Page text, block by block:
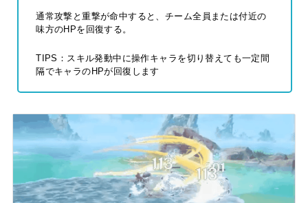
通常攻撃と重撃が命中すると、チーム全員または付近の
味方のHPを回復する。
TIPS：スキル発動中に操作キャラを切り替えても一定間
隔でキャラのHPが回復します